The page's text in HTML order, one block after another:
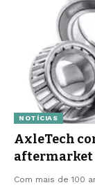
NOTÍCIAS
AxleTech
aftermarket
Com mais de 100